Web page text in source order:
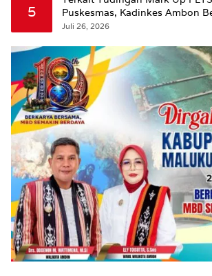
5
Puskesmas, Kadinkes Ambon
Juli 26, 2026